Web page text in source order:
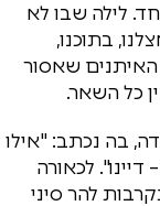
לילה שבו לא
בתוכנו,
האיתנים שאסור
כל השאר.
בה נכתב: "אילו
דיינו". לכאורה
להר סיני